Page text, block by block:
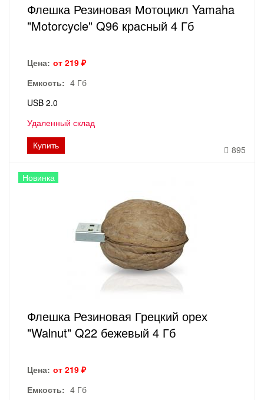
Флешка Резиновая Мотоцикл Yamaha
"Motorcycle" Q96 красный 4 Гб
Цена: от 219 ₽
Емкость: 4 Гб
USB 2.0
Удаленный склад
Купить
895
Новинка
Флешка Резиновая Грецкий орех
"Walnut" Q22 бежевый 4 Гб
Цена: от 219 ₽
Емкость: 4 Гб